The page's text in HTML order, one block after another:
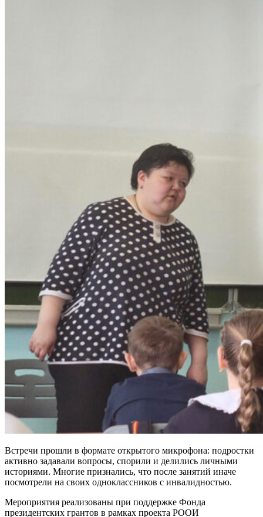
Встречи прошли в формате открытого микрофона: подростки
активно задавали вопросы, спорили и делились личными
историями. Многие признались, что после занятий иначе
посмотрели на своих одноклассников с инвалидностью.
Мероприятия реализованы при поддержке Фонда
президентских грантов в рамках проекта РООИ